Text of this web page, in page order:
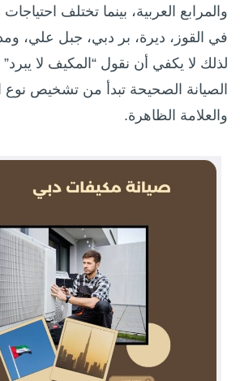
والمرابع العربية، بينما تختلف
في القوز، ديرة، بر دبي، جبل علي،
لذلك لا يكفي أن نقول “المكيف لا يبرد”
الصيانة الصحيحة تبدأ من تشخيص نوع
والعلامة الظاهرة.